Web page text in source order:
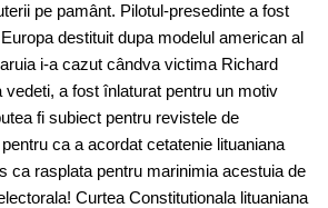
pe pamânt. Pilotul-presedinte a fost
destituit dupa modelul american al
i-a cazut cândva victima Richard
a fost înlaturat pentru un motiv
fi subiect pentru revistele de
ca a acordat cetatenie lituaniana
ca rasplata pentru marinimia acestuia de
Curtea Constitutionala lituaniana